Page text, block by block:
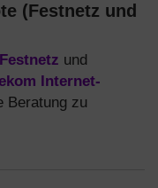
(Festnetz und
Festnetz und
Internet-
Beratung zu